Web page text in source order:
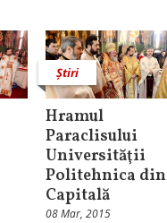
Știri
Hramul
Paraclisului
Universităţii
Politehnica din
Capitală
08 Mar, 2015